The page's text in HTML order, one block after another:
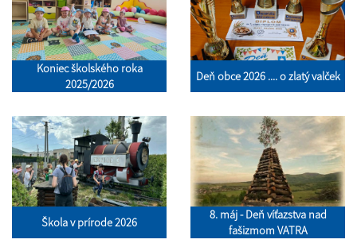
Koniec školského roka
2025/2026
Deň obce 2026 .... o zlatý valček
Škola v prírode 2026
8. máj - Deň víťazstva nad
fašizmom VATRA